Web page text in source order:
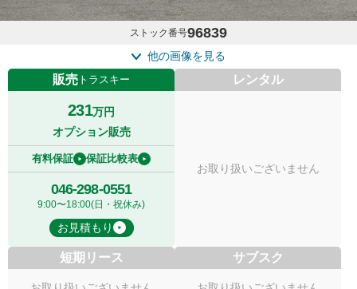
ストック番号96839
他の画像を見る
販売 トラスキー
231万円
オプション販売
有料保証 保証比較表
046-298-0551
9:00〜18:00(日・祝休み)
お見積もり
レンタル
お取り扱いございません
短期リース サブスク